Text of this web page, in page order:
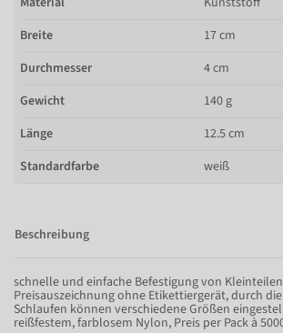
Breite
17 cm
Durchmesser
4 cm
Gewicht
140 g
Länge
12.5 cm
Standardfarbe
weiß
Beschreibung
schnelle und einfache Befestigung von
Preisauszeichnung ohne Etikettiergerät, durch
Schlaufen können verschiedene Größen
reißfestem, farblosem Nylon, Preis per Pack à